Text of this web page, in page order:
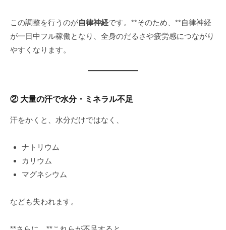
この調整を行うのが自律神経です。**そのため、**自律神経
が一日中フル稼働となり、全身のだるさや疲労感につながり
やすくなります。
② 大量の汗で水分・ミネラル不足
汗をかくと、水分だけではなく、
ナトリウム
カリウム
マグネシウム
なども失われます。